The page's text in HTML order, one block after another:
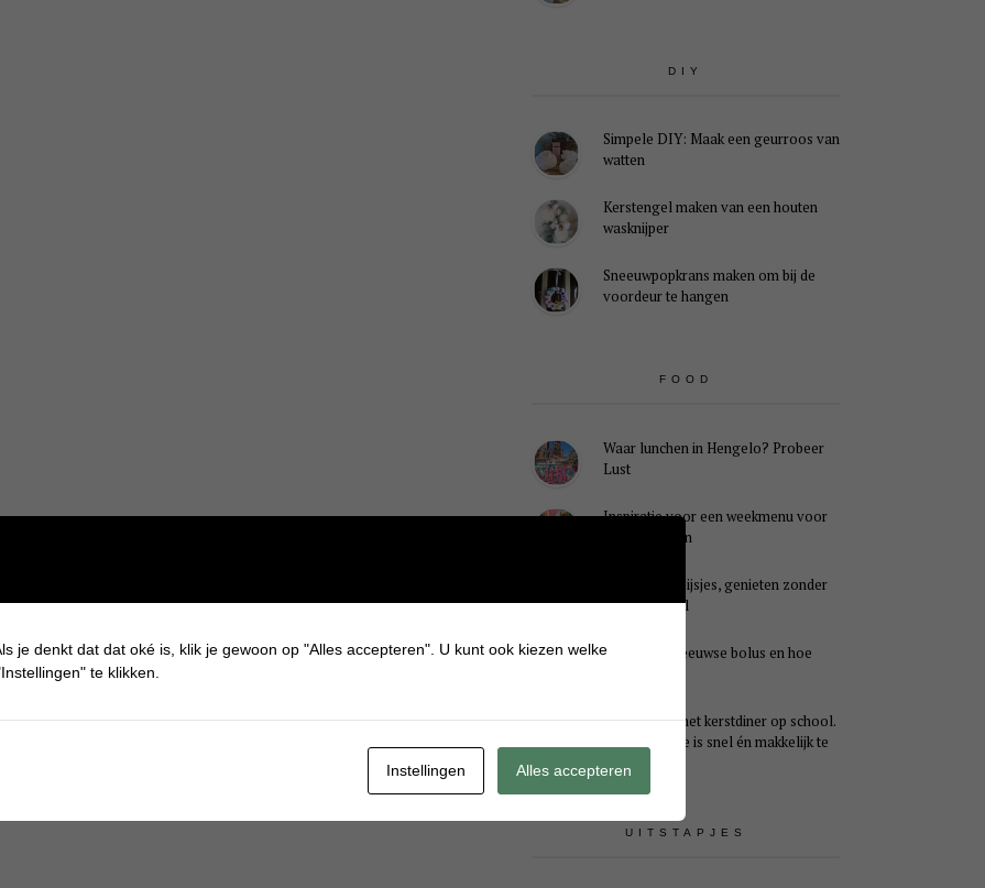
DIY
Simpele DIY: Maak een geurroos van
watten
Kerstengel maken van een houten
wasknijper
Sneeuwpopkrans maken om bij de
voordeur te hangen
FOOD
Waar lunchen in Hengelo? Probeer
Lust
Inspiratie voor een weekmenu voor
het hele gezin
Caloriearme ijsjes, genieten zonder
schuldgevoel
Wat is een Zeeuwse bolus en hoe
Ideaal voor het kerstdiner op school.
Dit kersthapje is snel én makkelijk te
UITSTAPJES
je denkt dat dat oké is, klik je gewoon op "Alles accepteren". U kunt ook kiezen welke
te klikken.
Instellingen Alles accepteren